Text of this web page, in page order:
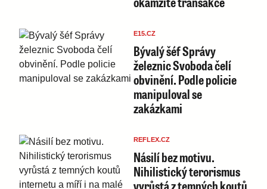
E15.CZ
Bývalý šéf Správy
železnic Svoboda čelí
obvinění. Podle policie
manipuloval se
zakázkami
REFLEX.CZ
Násilí bez motivu.
Nihilistický terorismus